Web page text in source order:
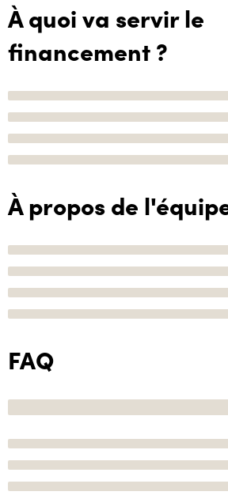
À quoi va servir le
financement ?
À propos de
FAQ